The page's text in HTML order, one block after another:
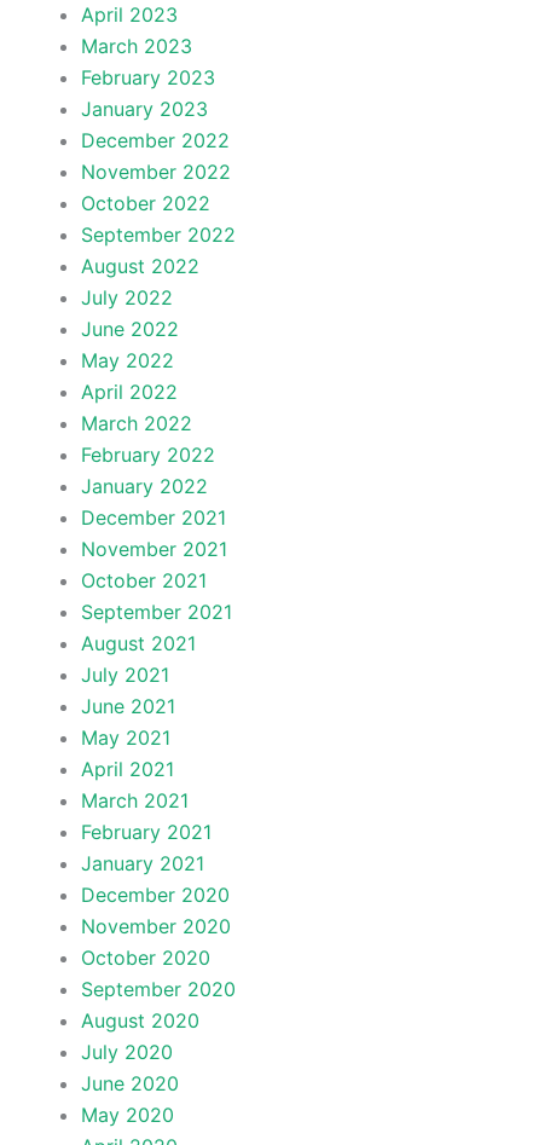
April 2023
March 2023
February 2023
January 2023
December 2022
November 2022
October 2022
September 2022
August 2022
July 2022
June 2022
May 2022
April 2022
March 2022
February 2022
January 2022
December 2021
November 2021
October 2021
September 2021
August 2021
July 2021
June 2021
May 2021
April 2021
March 2021
February 2021
January 2021
December 2020
November 2020
October 2020
September 2020
August 2020
July 2020
June 2020
May 2020